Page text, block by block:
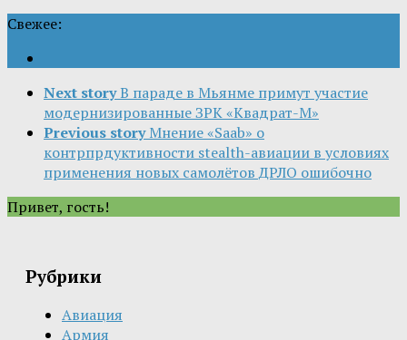
Свежее:
Next storyВ параде в Мьянме примут участие
модернизированные ЗРК «Квадрат-М»
Previous story Мнение «Saab» о
контрпрдуктивности stealth-авиации в условиях
применения новых самолётов ДРЛО ошибочно
Привет, гость!
Рубрики
Авиация
Армия